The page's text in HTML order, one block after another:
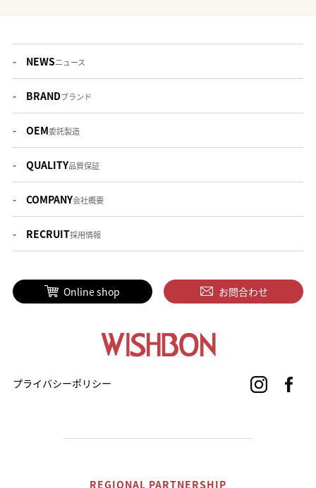
NEWSニュース
BRANDブランド
OEM委託製造
QUALITY品質保証
COMPANY会社概要
RECRUIT採用情報
Online shop お問合わせ
プライバシーポリシー
REGIONAL PARTNERSHIP